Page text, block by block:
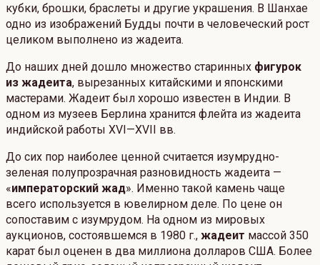
кубки, брошки, браслеты и другие украшения. В Шанхае
одно из изображений Будды почти в человеческий рост
целиком выполнено из жадеита.
До наших дней дошло множество старинных фигурок
из жадеита, вырезанных китайскими и японскими
мастерами. Жадеит был хорошо известен в Индии. В
одном из музеев Берлина хранится флейта из жадеита
индийской работы XVI—XVII вв.
До сих пор наиболее ценной считается изумрудно-
зеленая полупрозрачная разновидность жадеита —
«императорский жад». Именно такой камень чаще
всего используется в ювелирном деле. По цене он
сопоставим с изумрудом. На одном из мировых
аукционов, состоявшемся в 1980 г., жадеит массой 350
карат был оценен в два миллиона долларов США. Более